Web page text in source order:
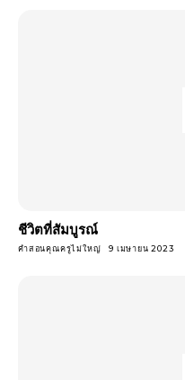
ชีวิตที่สัมบูรณ์
คำสอนคุณครูไม่ใหญ่ 9 เมษายน 2023